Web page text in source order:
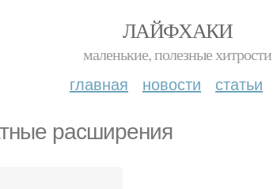
ЛАЙФХАКИ
маленькие, полезные хитрости
главная новости статьи
расширения